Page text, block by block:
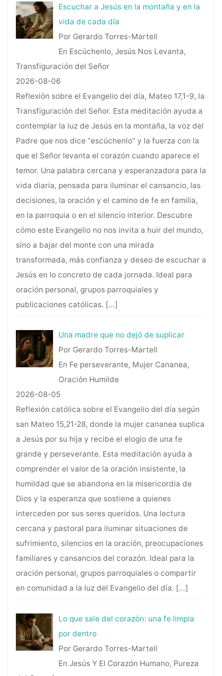
Escuchar a Jesús en la montaña y en la
vida de cada día
Por Gerardo Torres-Martell
En Escúchenlo, Jesús Nos Levanta,
Transfiguración del Señor
2026-08-06
Reflexión sobre el Evangelio del día, Mateo 17,1-9, la
Transfiguración del Señor. Esta meditación ayuda a
contemplar la luz de Jesús en la montaña, la voz del
Padre que nos dice “escúchenlo” y la fuerza con la
que el Señor levanta el corazón cuando aparece el
temor. Una palabra cercana y esperanzadora para la
vida diaria, pensada para iluminar el cansancio, las
decisiones, la oración y el camino de fe en familia,
en la parroquia o en el silencio interior. Descubre
cómo este Evangelio no nos invita a huir del mundo,
sino a bajar del monte con una mirada
transformada, más confianza y deseo de escuchar a
Jesús en lo concreto de cada jornada. Ideal para
oración personal, grupos parroquiales y
publicaciones católicas. […]
Una madre que no dejó de suplicar
Por Gerardo Torres-Martell
En Fe perseverante, Mujer Cananea,
Oración Humilde
2026-08-05
Reflexión católica sobre el Evangelio del día según
san Mateo 15,21-28, donde la mujer cananea suplica
a Jesús por su hija y recibe el elogio de una fe
grande y perseverante. Esta meditación ayuda a
comprender el valor de la oración insistente, la
humildad que se abandona en la misericordia de
Dios y la esperanza que sostiene a quienes
interceden por sus seres queridos. Una lectura
cercana y pastoral para iluminar situaciones de
sufrimiento, silencios en la oración, preocupaciones
familiares y cansancios del corazón. Ideal para la
oración personal, grupos parroquiales o compartir
en comunidad a la luz del Evangelio del día. […]
Lo que sale del corazón: una fe limpia
por dentro
Por Gerardo Torres-Martell
En Jesús Y El Corazón Humano, Pureza